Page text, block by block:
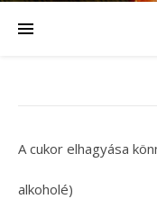
A cukor elhagyása
alkoholé)